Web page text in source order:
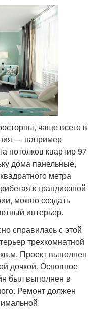
чаще всего в
— например
потолков квартир 97
дома панельные,
метра
к грандиозной
можно создать
интерьер.
справилась с этой
трехкомнатной
Проект выполнен
дочкой. Основное
был выполнен в
Ремонт должен